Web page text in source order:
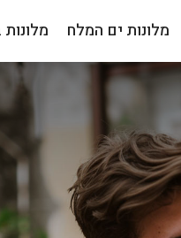
מלונות ים המלח